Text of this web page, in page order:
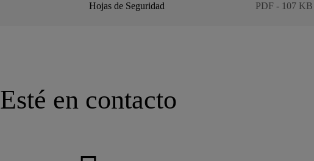
Hojas de Seguridad PDF - 107
Esté en contacto